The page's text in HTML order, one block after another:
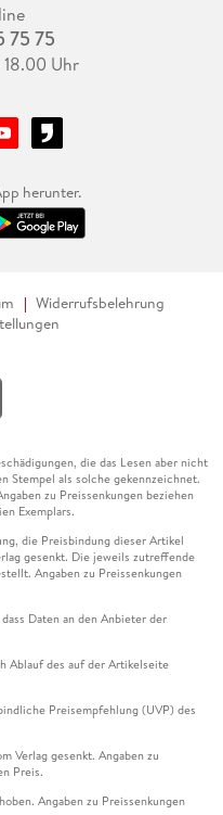
75 75
Uhr
herunter.
Widerrufsbelehrung
die das Lesen aber nicht
Stempel als solche gekennzeichnet.
zu Preissenkungen beziehen
Exemplars.
die Preisbindung dieser Artikel
gesenkt. Die jeweils zutreffende
Angaben zu Preissenkungen
Daten an den Anbieter der
Ablauf des auf der Artikelseite
Preisempfehlung (UVP) des
Verlag gesenkt. Angaben zu
Preis.
Angaben zu Preissenkungen